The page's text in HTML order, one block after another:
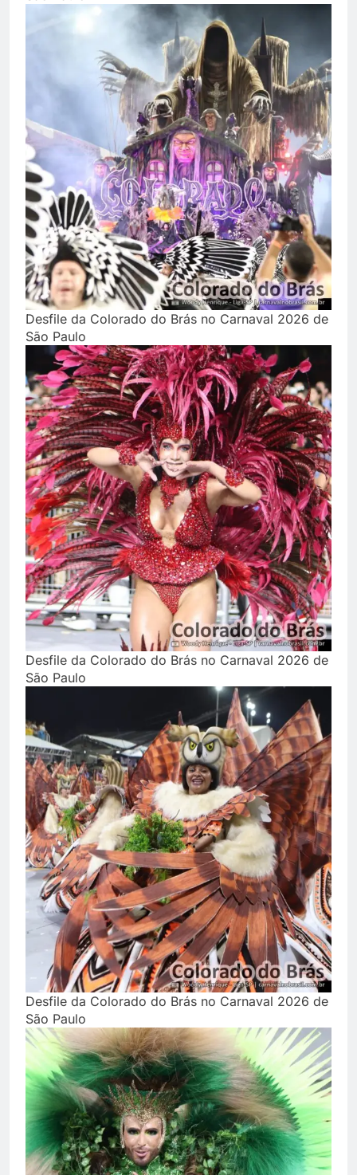
Desfile da Colorado do Brás no Carnaval 2026 de
São Paulo
Desfile da Colorado do Brás no Carnaval 2026 de
São Paulo
Desfile da Colorado do Brás no Carnaval 2026 de
São Paulo